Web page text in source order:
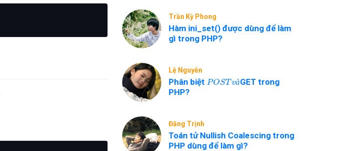
Trần Kỳ Phong
Hàm ini_set() được dùng để làm
gì trong PHP?
Lệ Nguyễn
Phân biệt à
POSTv à GET trong
PHP?
Đăng Trịnh
Toán tử Nullish Coalescing trong
PHP dùng để làm gì?